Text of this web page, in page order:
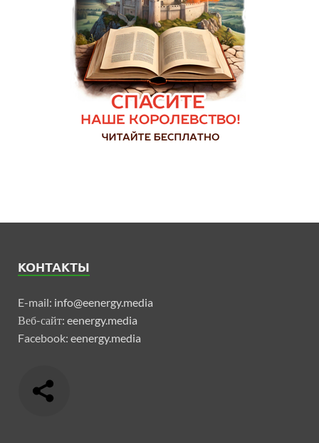
КОНТАКТЫ
E-mail: info@eenergy.media
Веб-сайт: eenergy.media
Facebook: eenergy.media